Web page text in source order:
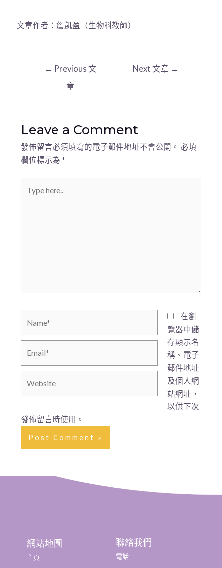
文章作者：詹凱盈（生物科教師）
← Previous 文
章
Next 文章 →
Leave a Comment
發佈留言必須填寫的電子郵件地址不會公開。 必填
欄位標示為 *
在瀏
覽器中儲
存顯示名
稱、電子
郵件地址
及個人網
站網址，
以供下次
發佈留言時使用。
網站地圖
主頁
聯絡我們
電話